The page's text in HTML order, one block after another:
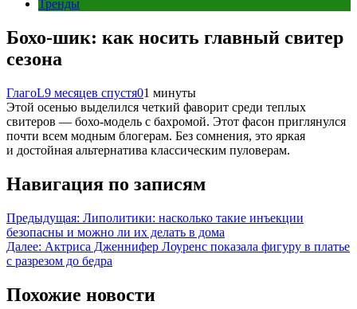
Тренды
Бохо-шик: как носить главный свитер
сезона
ГлагоL9 месяцев спустя01 минуты
Этой осенью выделился четкий фаворит среди теплых
свитеров — бохо-модель с бахромой. Этот фасон приглянулся
почти всем модным блогерам. Без сомнения, это яркая
и достойная альтернатива классическим пуловерам.
Навигация по записям
Предыдущая: Липолитики: насколько такие инъекции
безопасны и можно ли их делать в дома
Далее: Актриса Дженнифер Лоуренс показала фигуру в платье
с разрезом до бедра
Похожие новости